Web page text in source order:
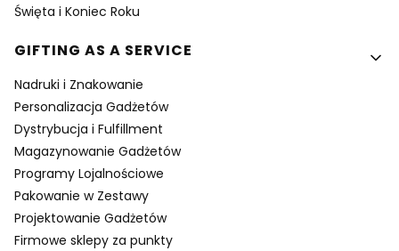
Święta i Koniec Roku
GIFTING AS A SERVICE
Nadruki i Znakowanie
Personalizacja Gadżetów
Dystrybucja i Fulfillment
Magazynowanie Gadżetów
Programy Lojalnościowe
Pakowanie w Zestawy
Projektowanie Gadżetów
Firmowe sklepy za punkty